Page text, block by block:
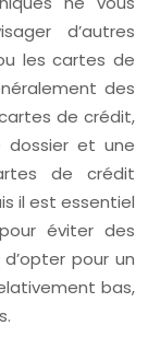
d’autres
les cartes de
des
de crédit,
et une
de crédit
il est essentiel
éviter des
pour un
bas,